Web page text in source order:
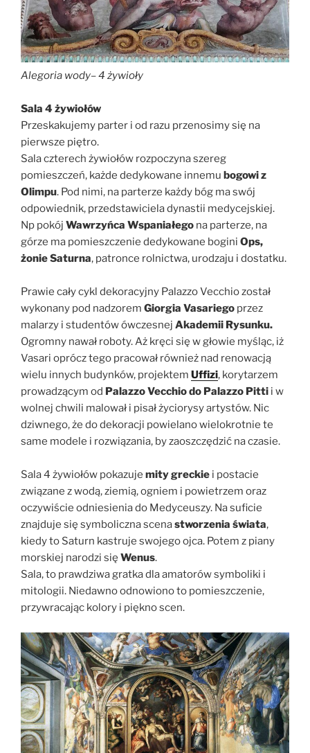
Alegoria wody–4 żywioły
Sala 4 żywiołów
Przeskakujemy parter i od razu przenosimy się na
pierwsze piętro.
Sala czterech żywiołów rozpoczyna szereg
pomieszczeń, każde dedykowane innemu bogowi z
Olimpu. Pod nimi, na parterze każdy bóg ma swój
odpowiednik, przedstawiciela dynastii medycejskiej.
Np pokój Wawrzyńca Wspaniałego na parterze, na
górze ma pomieszczenie dedykowane bogini Ops,
żonie Saturna, patronce rolnictwa, urodzaju i dostatku.
Prawie cały cykl dekoracyjny Palazzo Vecchio został
wykonany pod nadzorem Giorgia Vasariego przez
malarzy i studentów ówczesnej Akademii Rysunku.
Ogromny nawał roboty. Aż kręci się w głowie myśląc, iż
Vasari oprócz tego pracował również nad renowacją
wielu innych budynków, projektem Uffizi, korytarzem
prowadzącym od Palazzo Vecchio do Palazzo Pitti i w
wolnej chwili malował i pisał życiorysy artystów. Nic
dziwnego, że do dekoracji powielano wielokrotnie te
same modele i rozwiązania, by zaoszczędzić na czasie.
Sala 4 żywiołów pokazuje mity greckie i postacie
związane z wodą, ziemią, ogniem i powietrzem oraz
oczywiście odniesienia do Medyceuszy. Na suficie
znajduje się symboliczna scenastworzenia świata,
kiedy to Saturn kastruje swojego ojca. Potem z piany
morskiej narodzi się Wenus.
Sala, to prawdziwa gratka dla amatorów symboliki i
mitologii. Niedawno odnowiono to pomieszczenie,
przywracając kolory i piękno scen.